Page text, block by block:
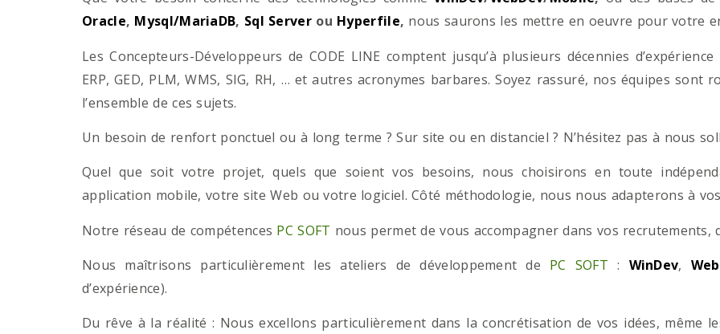
Oracle, Mysql/MariaDB, Sql Serverou Hyperfile, nous saurons les mettre en oeuvre pour votre
Les Concepteurs-Développeurs de CODE LINE comptent jusqu’à plusieurs décennies
ERP, GED, PLM, WMS, SIG, RH, … et autres acronymes barbares. Soyez rassuré, nos équipes
l’ensemble de ces sujets.
Un besoin de renfort ponctuel ou à long terme ? Sur site ou en distanciel ? N’hésitez pas à nous
Quel que soit votre projet, quels que soient vos besoins, nous choisirons en toute
application mobile, votre site Web ou votre logiciel. Côté méthodologie, nous nous adapterons à
Notre réseau de compétences PC SOFT nous permet de vous accompagner dans vos
Nous maîtrisons particulièrement les ateliers de développement de PC SOFT : WinDev,
d’expérience).
Du rêve à la réalité : Nous excellons particulièrement dans la concrétisation de vos idées, même